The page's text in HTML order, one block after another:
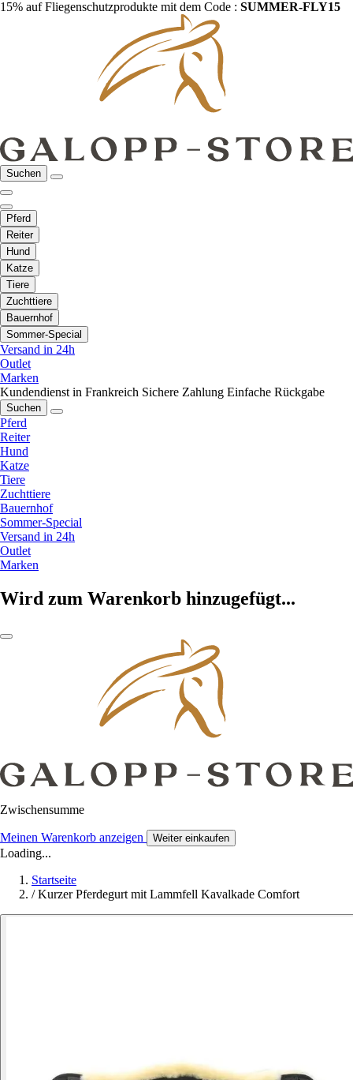
15% auf Fliegenschutzprodukte mit dem Code : SUMMER-FLY15
Suchen
Pferd
Reiter
Hund
Katze
Tiere
Zuchttiere
Bauernhof
Sommer-Special
Versand in 24h
Outlet
Marken
Kundendienst in Frankreich Sichere Zahlung Einfache Rückgabe
Suchen
Pferd
Reiter
Hund
Katze
Tiere
Zuchttiere
Bauernhof
Sommer-Special
Versand in 24h
Outlet
Marken
Wird zum Warenkorb hinzugefügt...
Zwischensumme
Meinen Warenkorb anzeigen Weiter einkaufen
Loading...
Startseite
/ Kurzer Pferdegurt mit Lammfell Kavalkade Comfort